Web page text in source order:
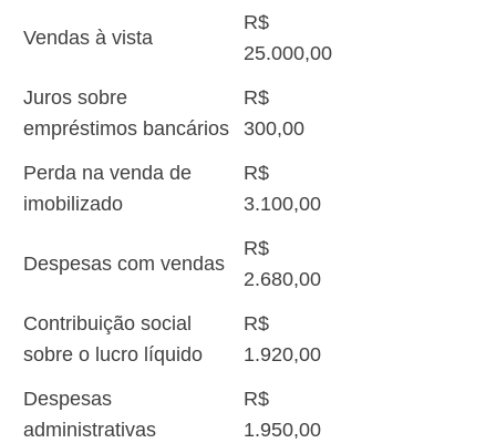
Vendas à vista
R$
25.000,00
Juros sobre
empréstimos bancários
R$
300,00
Perda na venda de
imobilizado
R$
3.100,00
Despesas com vendas
R$
2.680,00
Contribuição social
sobre o lucro líquido
R$
1.920,00
Despesas
administrativas
R$
1.950,00